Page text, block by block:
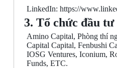
LinkedIn: https://
3. Tổ chức đầu tư
Amino Capital, Phòng thí
Capital Capital, Fenbushi
IOSG Ventures, Iconium,
Funds, ETC.